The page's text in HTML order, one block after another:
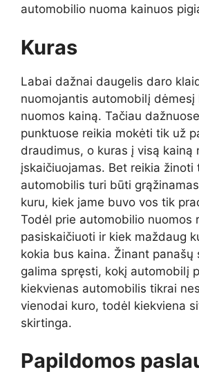
automobilio nuoma kainuos
Kuras
Labai dažnai daugelis daro
nuomojantis automobilį dėmesį
nuomos kainą. Tačiau
punktuose reikia mokėti tik už
draudimus, o kuras į visą kainą
įskaičiuojamas. Bet reikia žinoti
automobilis turi būti
kuru, kiek jame buvo vos tik
Todėl prie automobilio nuomos
pasiskaičiuoti ir kiek maždaug
kokia bus kaina. Žinant panašų
galima spręsti, kokį automobilį
kiekvienas automobilis tikrai
vienodai kuro, todėl kiekviena
skirtinga.
Papildomos